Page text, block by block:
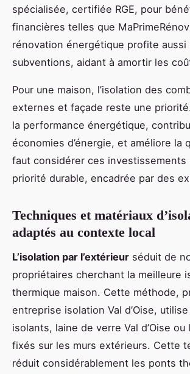
spécialisée, certifiée RGE, pour
financières telles que
rénovation énergétique profite aussi
subventions, aidant à amortir les
Pour une maison, l’isolation des
externes et façade reste une
la performance énergétique,
économies d’énergie, et améliore la
faut considérer ces investissements
priorité durable, encadrée par des
Techniques et matériaux
adaptés au contexte local
L’isolation par l’extérieur séduit de
propriétaires cherchant la meilleure
thermique maison. Cette méthode,
entreprise isolation Val d’Oise,
isolants, laine de verre Val d’Oise
fixés sur les murs extérieurs. Cette
réduit considérablement les ponts